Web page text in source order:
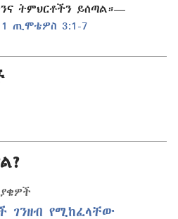
ትምህርቶችን ይሰጣል።​—
1 ጢሞቴዎስ 3:1-7
ገንዘብ የሚከፈላቸው